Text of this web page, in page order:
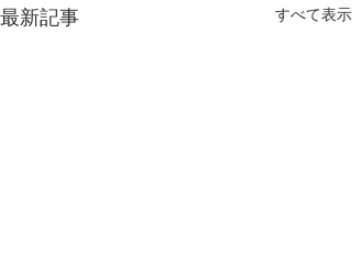
最新記事 すべて表示